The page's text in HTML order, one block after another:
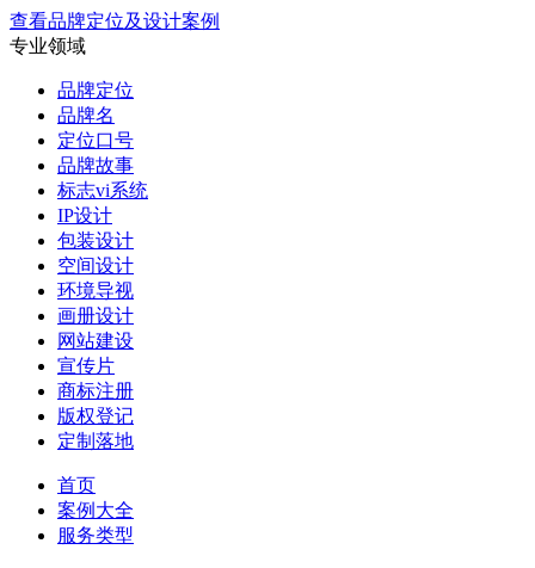
查看品牌定位及设计案例
专业领域
品牌定位
品牌名
定位口号
品牌故事
标志vi系统
IP设计
包装设计
空间设计
环境导视
画册设计
网站建设
宣传片
商标注册
版权登记
定制落地
首页
案例大全
服务类型